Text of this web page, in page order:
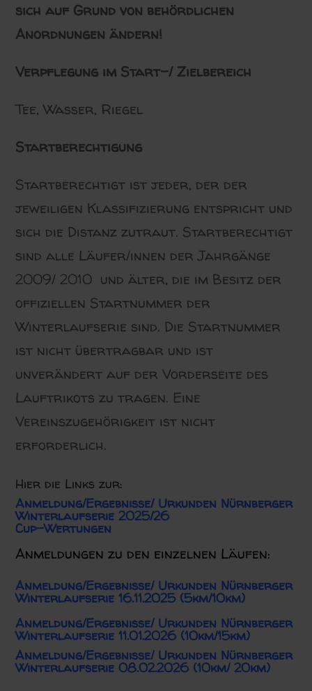
sich auf Grund von behördlichen
Anordnungen ändern!
Verpflegung im Start-/ Zielbereich
Tee, Wasser, Riegel
Startberechtigung
Startberechtigt ist jeder, der der
jeweiligen Klassifizierung entspricht und
sich die Distanz zutraut. Startberechtigt
sind alle Läufer/innen der Jahrgänge
2009/ 2010 und älter, die im Besitz der
offiziellen Startnummer der
Winterlaufserie sind. Die Startnummer
ist nicht übertragbar und ist
unverändert auf der Vorderseite des
Lauftrikots zu tragen. Eine
Vereinszugehörigkeit ist nicht
erforderlich.
Hier die Links zur:
Anmeldung/Ergebnisse/ Urkunden Nürnberger
Winterlaufserie 2025/26
Cup-Wertungen
Anmeldungen zu den einzelnen Läufen:
Anmeldung/Ergebnisse/ Urkunden Nürnberger
Winterlaufserie 16.11.2025 (5km/10km)
Anmeldung/Ergebnisse/ Urkunden Nürnberger
Winterlaufserie 11.01.2026 (10km/15km)
Anmeldung/Ergebnisse/ Urkunden Nürnberger
Winterlaufserie 08.02.2026 (10km/ 20km)